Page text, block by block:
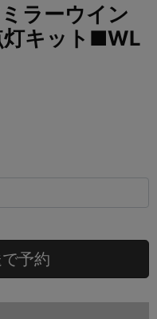
ラーウイン
灯キット■WL
予約